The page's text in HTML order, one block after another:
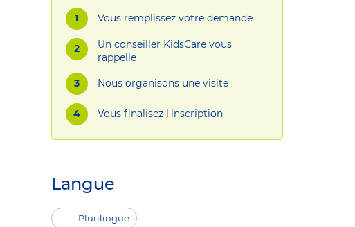
Vous remplissez votre demande
Un conseiller KidsCare vous
rappelle
Nous organisons une visite
Vous finalisez l'inscription
Langue
Plurilingue